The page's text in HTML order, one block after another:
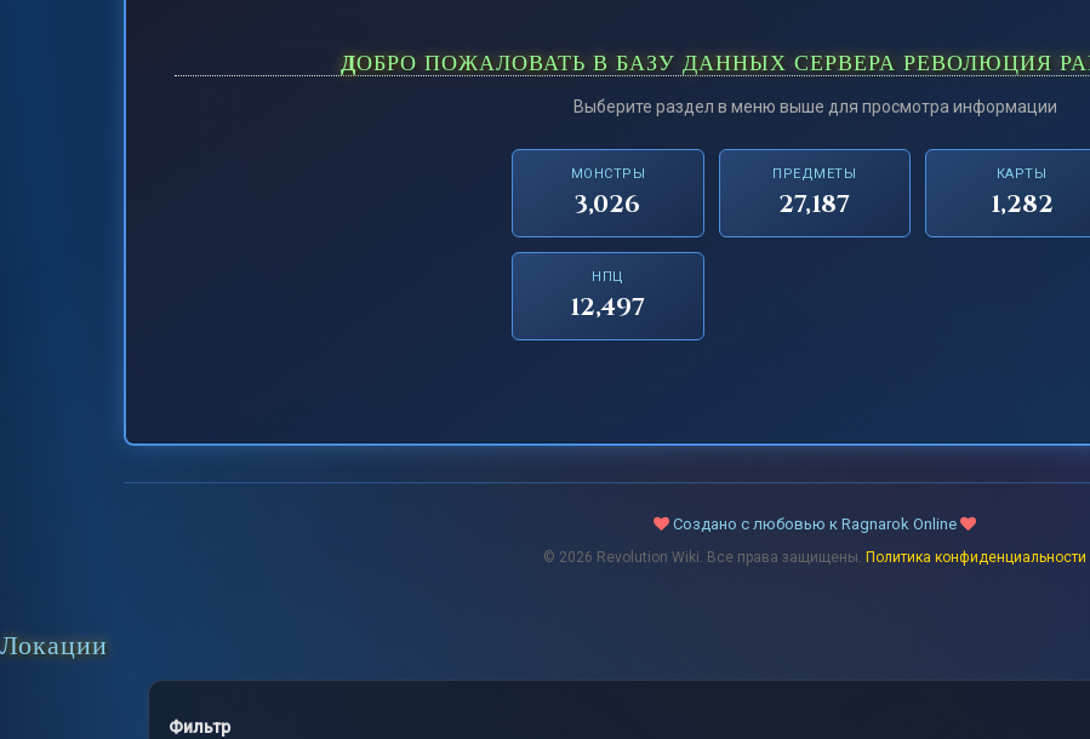
ДОБРО ПОЖАЛОВАТЬ В БАЗУ ДАННЫХ СЕРВЕРА РЕВОЛЮЦИЯ
Выберите раздел в меню выше для просмотра информации
МОНСТРЫ
3,026
ПРЕДМЕТЫ
27,187
КАРТЫ
1,282
НПЦ
12,497
Создано с любовью к Ragnarok Online
© 2026 Revolution Wiki. Все права защищены. Политика конфиденциальности
Локации
Фильтр